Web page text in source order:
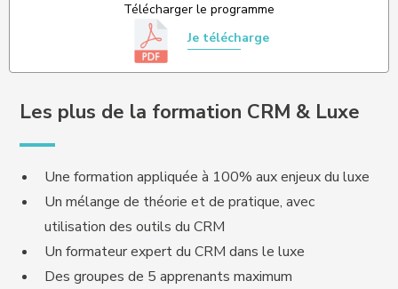
Télécharger le programme
Je télécharge
Les plus de la formation CRM & Luxe
Une formation appliquée à 100% aux enjeux du luxe
Un mélange de théorie et de pratique, avec
utilisation des outils du CRM
Un formateur expert du CRM dans le luxe
Des groupes de 5 apprenants maximum